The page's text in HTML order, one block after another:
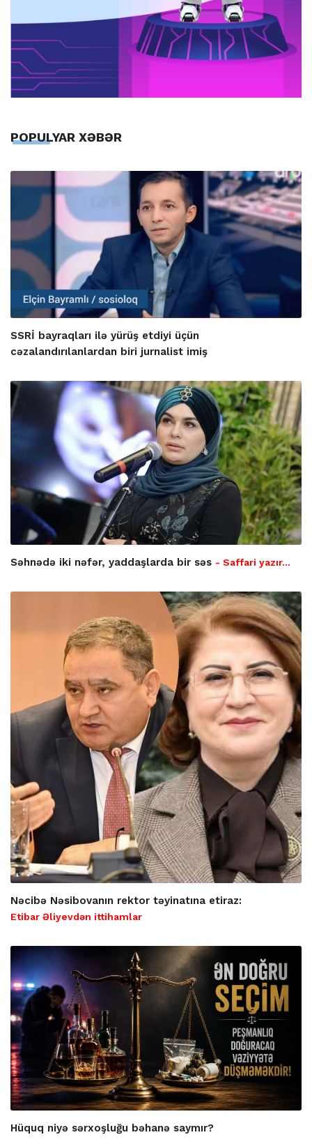
POPULYAR XƏBƏR
SSRİ bayraqları ilə yürüş etdiyi üçün
cəzalandırılanlardan biri jurnalist imiş
Səhnədə iki nəfər, yaddaşlarda bir səs - Saffari yazır…
Nəcibə Nəsibovanın rektor təyinatına etiraz:
Etibar Əliyevdən ittihamlar
Hüquq niyə sərxoşluğu bəhanə saymır?